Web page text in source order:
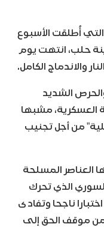
التي أُطلقت الأسبوع
حلب، انتهت يوم
والاندماج الكامل.
الشديد
العسكرية، مشبها
من أجل تجنيب
العناصر المسلحة
الذي تحرك
ناجحا وتفادى
من موقف الحق إلى